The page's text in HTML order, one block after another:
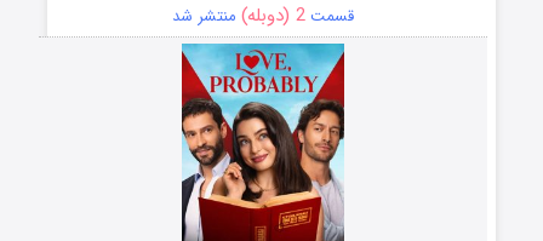
قسمت2 (دوبله) منتشر شد